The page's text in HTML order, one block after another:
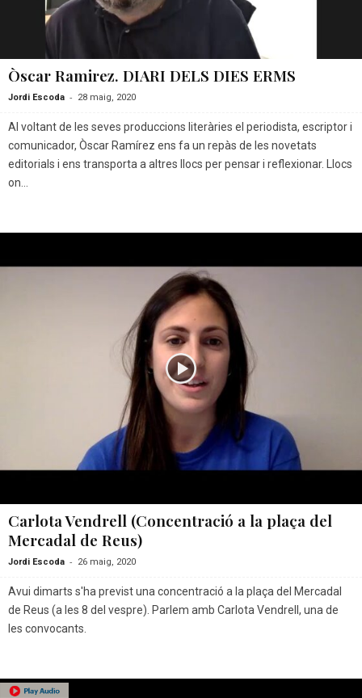
Òscar Ramirez. DIARI DELS DIES ERMS
Jordi Escoda - 28 maig, 2020
Al voltant de les seves produccions literàries el periodista, escriptor i
comunicador, Òscar Ramírez ens fa un repàs de les novetats
editorials i ens transporta a altres llocs per pensar i reflexionar. Llocs
on...
Carlota Vendrell (Concentració a la plaça del
Mercadal de Reus)
Jordi Escoda - 26 maig, 2020
Avui dimarts s'ha previst una concentració a la plaça del Mercadal
de Reus (a les 8 del vespre). Parlem amb Carlota Vendrell, una de
les convocants.